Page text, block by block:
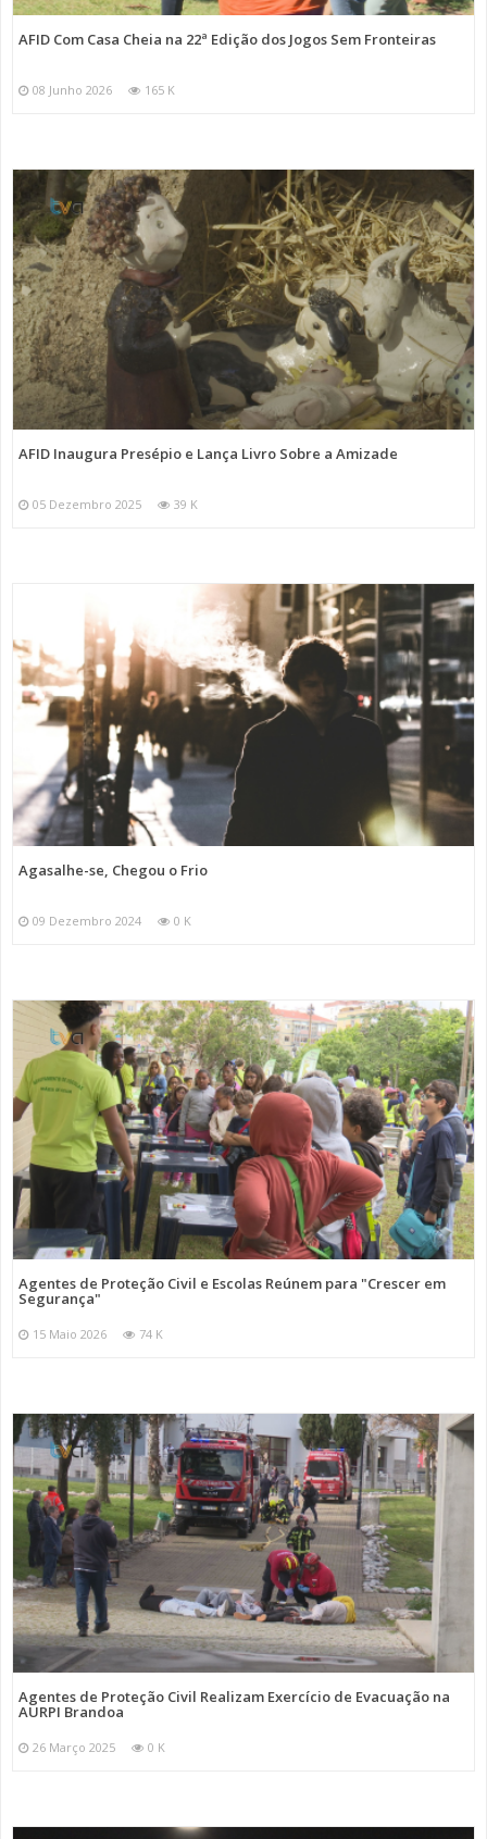
AFID Com Casa Cheia na 22ª Edição dos Jogos Sem Fronteiras
08 Junho 2026 165 K
AFID Inaugura Presépio e Lança Livro Sobre a Amizade
05 Dezembro 2025 39 K
Agasalhe-se, Chegou o Frio
09 Dezembro 2024 0 K
Agentes de Proteção Civil e Escolas Reúnem para "Crescer em
Segurança"
15 Maio 2026 74 K
Agentes de Proteção Civil Realizam Exercício de Evacuação na
AURPI Brandoa
26 Março 2025 0 K